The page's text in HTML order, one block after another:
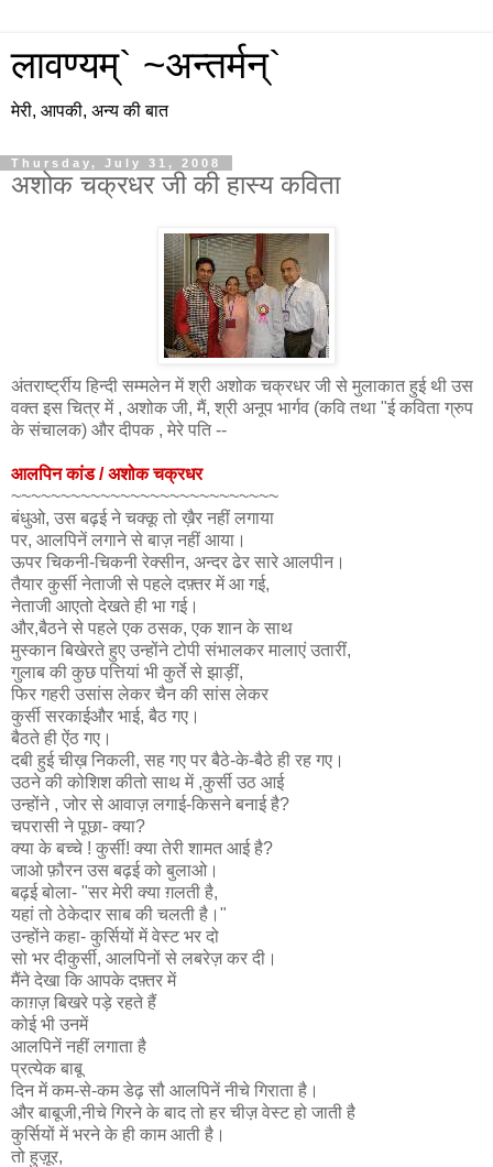
लावण्यम्` ~अन्तर्मन्`
मेरी, आपकी, अन्य की बात
Thursday, July 31, 2008
अशोक चक्रधर जी की हास्य कविता
अंतरार्ष्ट्रीय हिन्दी सम्मलेन में श्री अशोक चक्रधर जी से मुलाकातहुई थी उस
वक्त इस चित्र में , अशोक जी, मैं, श्री अनूप भार्गव (कवि तथा "ई कविता ग्रुप
के संचालक) और दीपक , मेरे पति --
आलपिन कांड / अशोक चक्रधर
~~~~~~~~~~~~~~~~~~~~~~~~~~~
बंधुओ, उस बढ़ई ने चक्कू तो ख़ैर नहीं लगाया
पर, आलपिनें लगाने से बाज़ नहीं आया।
ऊपर चिकनी-चिकनी रेक्सीन, अन्दर ढेर सारे आलपीन।
तैयार कुर्सी नेताजी से पहले दफ़्तर में आ गई,
नेताजी आएतो देखते ही भा गई।
और,बैठने से पहले एक ठसक, एक शान के साथ
मुस्कान बिखेरते हुए उन्होंने टोपी संभालकर मालाएं उतारीं,
गुलाब की कुछ पत्तियां भी कुर्ते से झाड़ीं,
फिर गहरी उसांस लेकर चैन की सांस लेकर
कुर्सी सरकाईऔर भाई, बैठ गए।
बैठते ही ऐंठ गए।
दबी हुई चीख़ निकली, सह गए पर बैठे-के-बैठे ही रह गए।
उठने की कोशिश कीतो साथ में ,कुर्सी उठ आई
उन्होंने , जोर से आवाज़ लगाई-किसने बनाई है?
चपरासी ने पूछा- क्या?
क्या के बच्चे ! कुर्सी! क्या तेरी शामत आई है?
जाओ फ़ौरन उस बढ़ई को बुलाओ।
बढ़ई बोला- "सर मेरी क्या ग़लती है,
यहां तो ठेकेदार साब की चलती है।"
उन्होंने कहा- कुर्सियों में वेस्ट भर दो
सो भर दीकुर्सी, आलपिनों से लबरेज़ कर दी।
मैंने देखा कि आपके दफ़्तर में
काग़ज़ बिखरे पड़े रहते हैं
कोई भी उनमें
आलपिनें नहीं लगाता है
प्रत्येक बाबू
दिन में कम-से-कम डेढ़ सौ आलपिनें नीचे गिराता है।
और बाबूजी,नीचे गिरने के बाद तो हर चीज़ वेस्ट हो जाती है
कुर्सियों में भरने के ही काम आती है।
तो हुज़ूर,